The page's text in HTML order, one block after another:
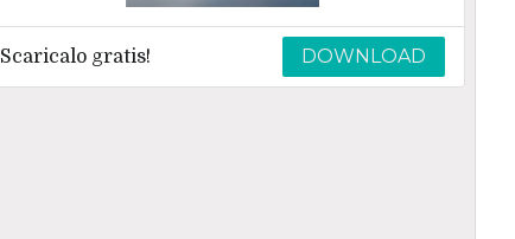
Scaricalo gratis! DOWNLOAD